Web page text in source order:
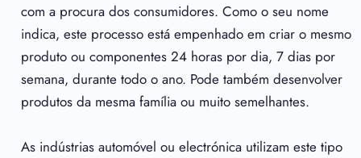
com a procura dos consumidores. Como o seu nome
indica, este processo está empenhado em criar o mesmo
produto ou componentes 24 horas por dia, 7 dias por
semana, durante todo o ano. Pode também desenvolver
produtos da mesma família ou muito semelhantes.
As indústrias automóvel ou electrónica utilizam este tipo